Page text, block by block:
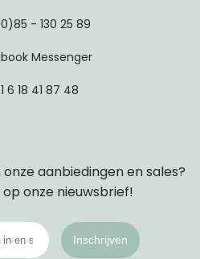
- 130 25 89
Messenger
6 18 41 87 48
aanbiedingen en sales?
op onze nieuwsbrief!
Inschrijven